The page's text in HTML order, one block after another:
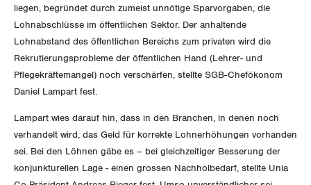
Finanzen und Steuerpolitik
Geld und Währung
Aussenwirtschaft
Verteilung
AHV
Berufliche Vorsorge
Arbeitslosenversicherung
Überbrückungsleistung
Post
GLEICHSTELLUNG
BILDUNG & JUGEND
liegen, begründet durch zumeist unnötige Sparvorgaben, die
Lohnabschlüsse im öffentlichen Sektor. Der anhaltende
Lohnabstand des öffentlichen Bereichs zum privaten wird die
Rekrutierungsprobleme der öffentlichen Hand (Lehrer- und
Pflegekräftemangel) noch verschärfen, stellte SGB-Chefökonom
Daniel Lampart fest.
Lampart wies darauf hin, dass in den Branchen, in denen noch
verhandelt wird, das Geld für korrekte Lohnerhöhungen vorhanden
sei. Bei den Löhnen gäbe es – bei gleichzeitiger Besserung der
konjunkturellen Lage - einen grossen Nachholbedarf, stellte Unia